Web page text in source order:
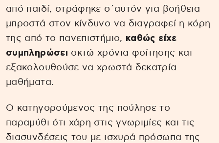
από παιδί, στράφηκε σ΄αυτόν για βοήθεια
μπροστά στον κίνδυνο να διαγραφεί η κόρη
της από το πανεπιστήμιο, καθώς είχε
συμπληρώσει οκτώ χρόνια φοίτησης και
εξακολουθούσε να χρωστά δεκατρία
μαθήματα.
Ο κατηγορούμενος της πούλησε το
παραμύθι ότι χάρη στις γνωριμίες και τις
διασυνδέσεις του με ισχυρά πρόσωπα της